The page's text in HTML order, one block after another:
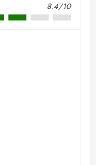
8.4/10